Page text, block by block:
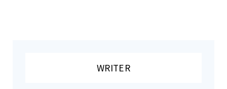
WRITER